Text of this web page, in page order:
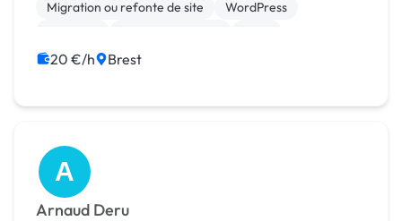
Migration ou refonte de site
WordPress
Référencement, liens
20 €/h Brest
A
Arnaud Deru